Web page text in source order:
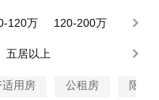
120万
120-200万
五居以上
适用房 公租房 限价